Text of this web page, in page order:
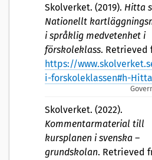
Skolverket. (2019). Hitta
Nationellt
i språklig medvetenhet i
förskoleklass. Retrieved
https://
i-forskoleklassen#h-
Skolverket. (2022).
Kommentarmaterial till
kursplanen i svenska –
grundskolan. Retrieved